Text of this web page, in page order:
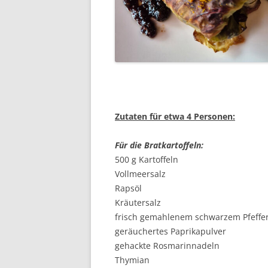
Zutaten für etwa 4 Personen:
Für die Bratkartoffeln:
500 g Kartoffeln
Vollmeersalz
Rapsöl
Kräutersalz
frisch gemahlenem schwarzem
geräuchertes Paprikapulver
gehackte Rosmarinnadeln
Thymian